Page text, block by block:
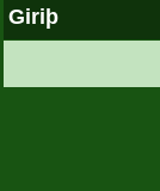
Giriþ